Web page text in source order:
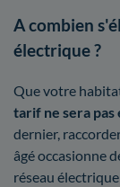
A combien
électrique ?
Que votre
tarif ne sera
dernier,
âgé occasionne
réseau